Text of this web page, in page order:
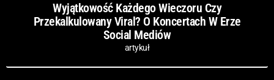
Wyjątkowość Każdego Wieczoru Czy
Przekalkulowany Viral? O Koncertach W Erze
Social Mediów
artykuł